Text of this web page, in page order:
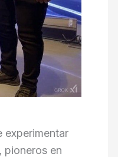
experimentar
pioneros en